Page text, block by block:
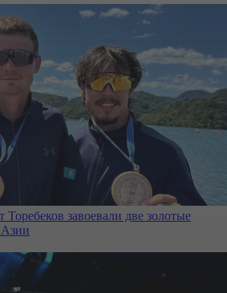
завоевали две золотые
Азии